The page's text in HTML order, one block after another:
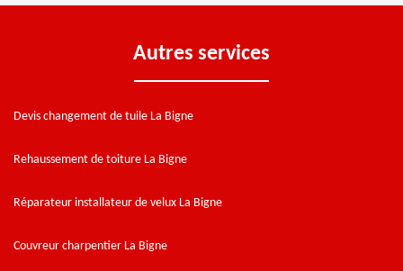
Autres services
Devis changement de tuile La Bigne
Rehaussement de toiture La Bigne
Réparateur installateur de velux La Bigne
Couvreur charpentier La Bigne